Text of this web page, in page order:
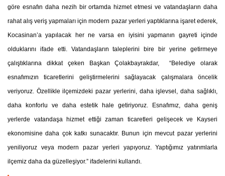
göre esnafın daha nezih bir ortamda hizmet etmesi ve vatandaşların daha
rahat alış veriş yapmaları için modern pazar yerleri yaptıklarına işaret ederek,
Kocasinan’a yapılacak her ne varsa en iyisini yapmanın gayreti içinde
olduklarını ifade etti. Vatandaşların taleplerini bire bir yerine getirmeye
çalıştıklarına dikkat çeken Başkan Çolakbayrakdar, “Belediye olarak
esnafımızın ticaretlerini geliştirmelerini sağlayacak çalışmalara öncelik
veriyoruz. Özellikle ilçemizdeki pazar yerlerini, daha işlevsel, daha sağlıklı,
daha konforlu ve daha estetik hale getiriyoruz. Esnafımız, daha geniş
yerlerde vatandaşa hizmet ettiği zaman ticaretleri gelişecek ve Kayseri
ekonomisine daha çok katkı sunacaktır. Bunun için mevcut pazar yerlerini
yeniliyoruz veya modern pazar yerleri yapıyoruz. Yaptığımız yatırımlarla
ilçemiz daha da güzelleşiyor.” ifadelerini kullandı.